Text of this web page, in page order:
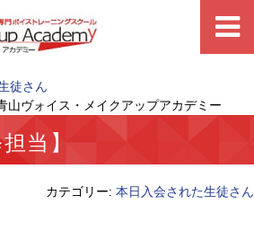
徒さん
山ヴォイス・メイクアップアカデミー
当】
カテゴリー: 本日入会された生徒さん